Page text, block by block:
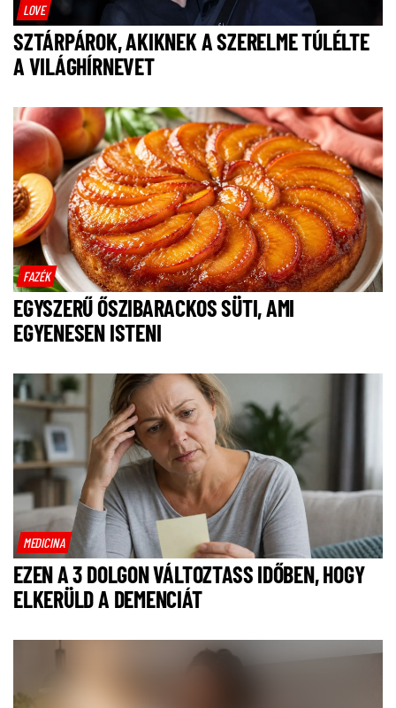
LOVE
SZTÁRPÁROK, AKIKNEK A SZERELME TÚLÉLTE
A VILÁGHÍRNEVET
FAZÉK
EGYSZERŰ ŐSZIBARACKOS SÜTI, AMI
EGYENESEN ISTENI
MEDICINA
EZEN A 3 DOLGON VÁLTOZTASS IDŐBEN, HOGY
ELKERÜLD A DEMENCIÁT